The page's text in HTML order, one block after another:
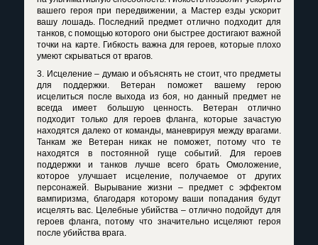
вашего героя при передвижении, а Мастер езды ускорит
вашу лошадь. Последний предмет отлично подходит для
танков, с помощью которого они быстрее достигают важной
точки на карте. Гибкость важна для героев, которые плохо
умеют скрываться от врагов.
3. Исцеление – думаю и объяснять не стоит, что предметы
для поддержки. Ветеран поможет вашему герою
исцелиться после выхода из боя, но данный предмет не
всегда имеет большую ценность. Ветеран отлично
подходит только для героев фланга, которые зачастую
находятся далеко от команды, маневрируя между врагами.
Танкам же Ветеран никак не поможет, потому что те
находятся в постоянной гуще событий. Для героев
поддержки и танков лучше всего брать Омоложение,
которое улучшает исцеление, получаемое от других
персонажей. Вырывание жизни – предмет с эффектом
вампиризма, благодаря которому ваши попадания будут
исцелять вас. Целебные убийства – отлично подойдут для
героев фланга, потому что значительно исцеляют героя
после убийства врага.